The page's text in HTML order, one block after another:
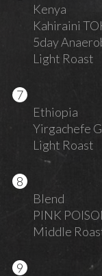
Kenya
Kahiraini
5day
Light Roast
Ethiopia
Yirgachefe
Light Roast
Blend
PINK
Middle